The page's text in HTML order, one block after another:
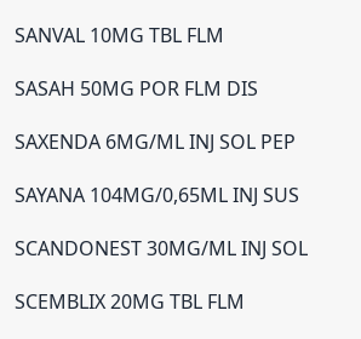
SANVAL 10MG TBL FLM
SASAH 50MG POR FLM DIS
SAXENDA 6MG/ML INJ SOL PEP
SAYANA 104MG/0,65ML INJ SUS
SCANDONEST 30MG/ML INJ SOL
SCEMBLIX 20MG TBL FLM